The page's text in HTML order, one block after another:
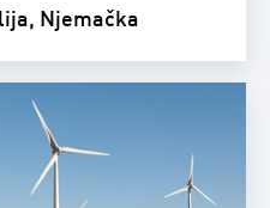
Njemačka